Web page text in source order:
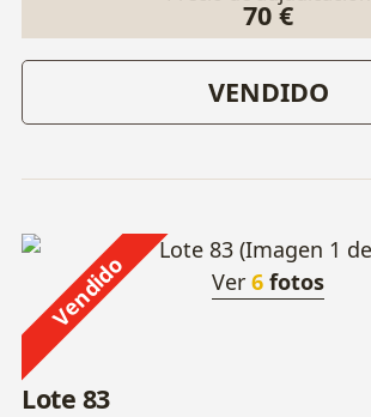
70 €
VENDIDO
Vendido Ver 6 fotos
Lote 83